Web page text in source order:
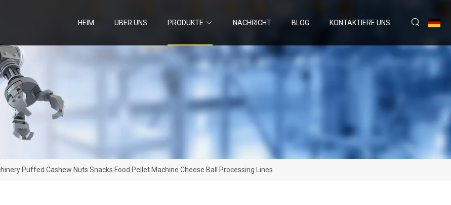
HEIM ÜBER UNS PRODUKTE NACHRICHT BLOG KONTAKTIERE UNS
Puffed Cashew Nuts Snacks Food Pellet Machine Cheese Ball Processing Lines